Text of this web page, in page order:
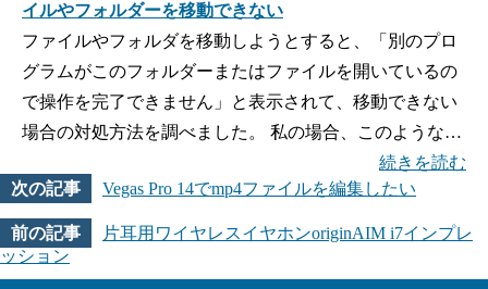
イルやフォルダーを移動できない
ファイルやフォルダを移動しようとすると、「別のプロ
グラムがこのフォルダーまたはファイルを開いているの
で操作を完了できません」と表示されて、移動できない
場合の対処方法を調べました。 私の場合、このような…
続きを読む
Vegas Pro 14でmp4ファイルを編集したい
片耳用ワイヤレスイヤホンoriginAIM i7インプレ
ッション